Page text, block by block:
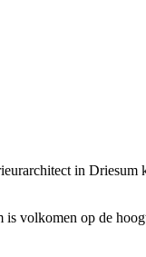
in
volkomen op de